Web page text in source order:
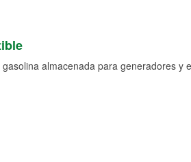
almacenada para generadores y